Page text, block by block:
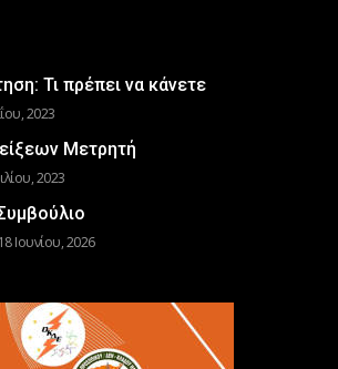
Τι πρέπει να κάνετε
2023
Μετρητή
2023
18 Ιουνίου, 2026